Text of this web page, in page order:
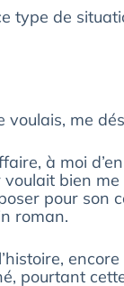
type de
voulais, me
à moi
bien
pour son
roman.
pourtant